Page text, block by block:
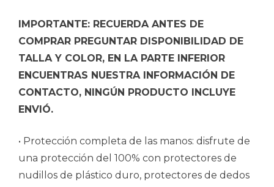
IMPORTANTE: RECUERDA ANTES DE
COMPRAR PREGUNTAR DISPONIBILIDAD DE
TALLA Y COLOR, EN LA PARTE INFERIOR
ENCUENTRAS NUESTRA INFORMACIÓN DE
CONTACTO, NINGÚN PRODUCTO INCLUYE
ENVIÓ.
• Protección completa de las manos: disfrute de
una protección del 100% con protectores de
nudillos de plástico duro, protectores de dedos